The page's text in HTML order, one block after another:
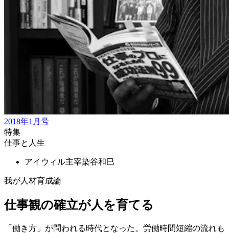
2018年1月号
特集
仕事と人生
アイウィル主宰染谷和巳
我が人材育成論
仕事観の確立が人を育てる
「働き方」が問われる時代となった。労働時間短縮の流れも